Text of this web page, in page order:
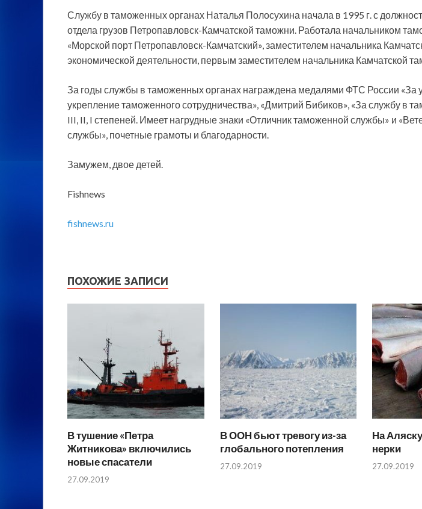
Службу в таможенных органах Наталья Полосухина начала в 1995 г. с
отдела грузов Петропавловск-Камчатской таможни. Работала начальником
«Морской порт Петропавловск-Камчатский», заместителем начальника
экономической деятельности, первым заместителем начальника Камчатской
За годы службы в таможенных органах награждена медалями ФТС России «За
укрепление таможенного сотрудничества», «Дмитрий Бибиков», «За службу в
III, II, I степеней. Имеет нагрудные знаки «Отличник таможенной службы» и
службы», почетные грамоты и благодарности.
Замужем, двое детей.
Fishnews
fishnews.ru
ПОХОЖИЕ ЗАПИСИ
В тушение «Петра
Житникова» включились
новые спасатели
27.09.2019
В ООН бьют тревогу из-за
глобального потепления
27.09.2019
На
нерки
27.09.2019